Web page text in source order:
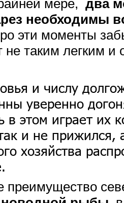
мере, два
необходимы
эти моменты
не таким легким
и числу
уверенно
этом играет их
и не
хозяйства